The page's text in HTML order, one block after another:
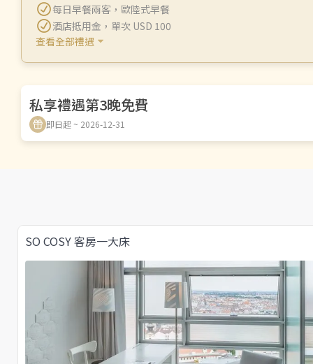
每日早餐兩客 ， 歐陸式早餐
酒店抵用金 ， 單次 USD 100
查看全部禮遇
私享禮遇第3晚免費
即日起 ~ 2026-12-31
SO COSY 客房一大床